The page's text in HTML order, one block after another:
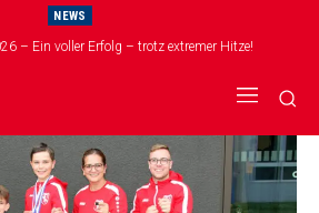
NEWS
– Ein voller Erfolg – trotz extremer Hitze!